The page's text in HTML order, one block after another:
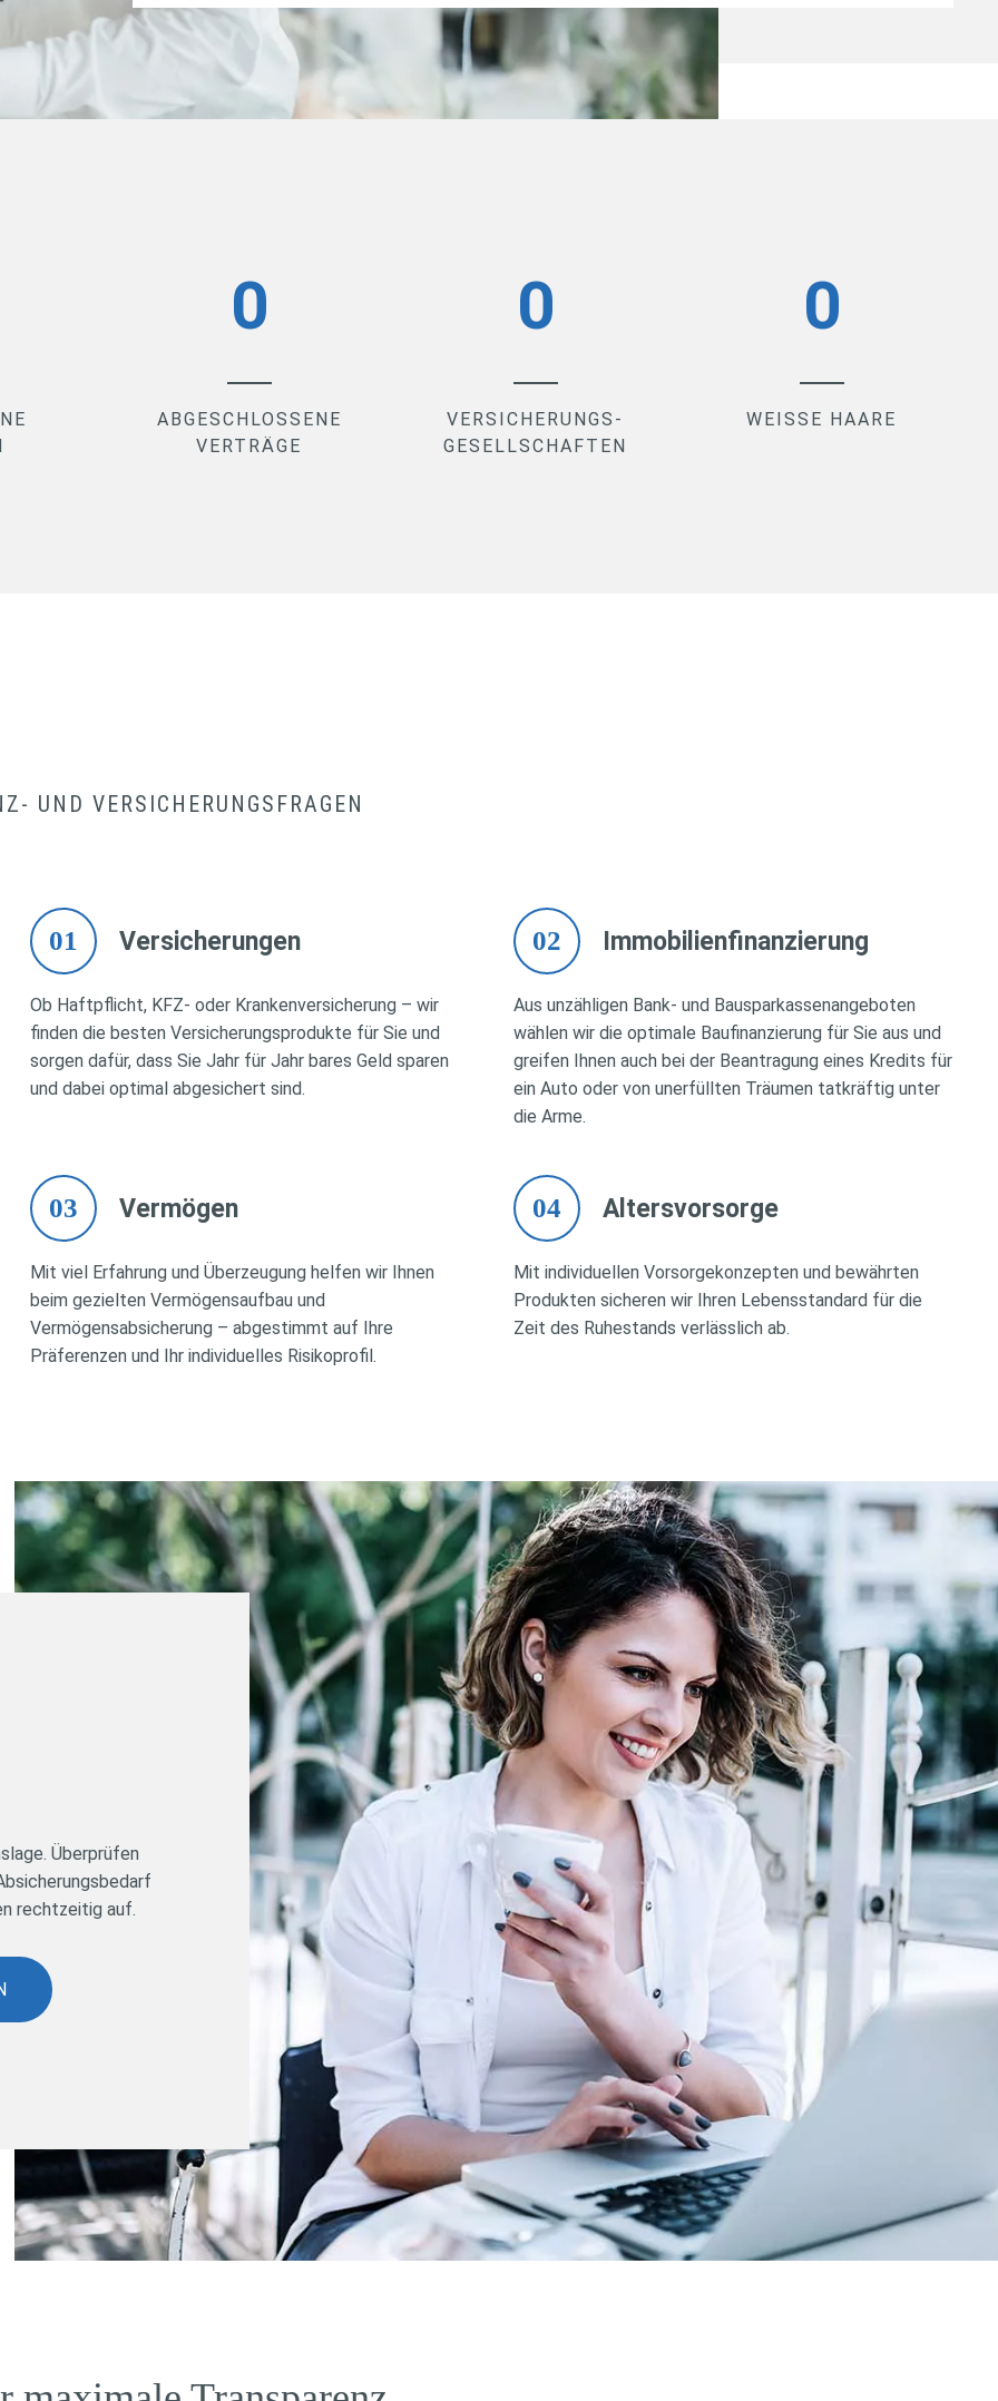
0
ABGESCHLOSSENE
VERTRÄGE
0
VERSICHERUNGS-
GESELLSCHAFTEN
0
WEISSE HAARE
UND VERSICHERUNGSFRAGEN
01 Versicherungen
Ob Haftpflicht, KFZ- oder Krankenversicherung – wir
finden die besten Versicherungsprodukte für Sie und
sorgen dafür, dass Sie Jahr für Jahr bares Geld sparen
und dabei optimal abgesichert sind.
02 Immobilienfinanzierung
Aus unzähligen Bank- und Bausparkassenangeboten
wählen wir die optimale Baufinanzierung für Sie aus und
greifen Ihnen auch bei der Beantragung eines Kredits für
ein Auto oder von unerfüllten Träumen tatkräftig unter
die Arme.
03 Vermögen
Mit viel Erfahrung und Überzeugung helfen wir Ihnen
beim gezielten Vermögensaufbau und
Vermögensabsicherung – abgestimmt auf Ihre
Präferenzen und Ihr individuelles Risikoprofil.
04 Altersvorsorge
Mit individuellen Vorsorgekonzepten und bewährten
Produkten sicheren wir Ihren Lebensstandard für die
Zeit des Ruhestands verlässlich ab.
Überprüfen
rechtzeitig auf.